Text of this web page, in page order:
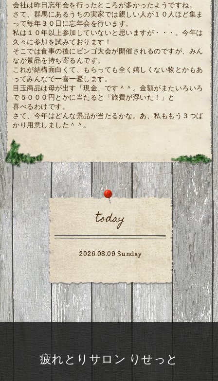
会社は昨日忘年会を行ったところが多かったようですね。
さて、群馬にあるうちの実家では親しい人が１０人ほど集ま
って毎年３０日に忘年会を行います。
私は１０年以上参加していないと思いますが・・・。今年は
久々に参加を試みております！
そこでは食事の後にビンゴ大会が開催されるのですが、みん
なが景品を持ち寄るんです。
これが結構面白くて、もらっても全く嬉しくない物とかもあ
ってみんなで一喜一憂します。
目玉商品は母が出す「現金」です＾＾。金額がまたいろいろ
で５０００円とかに当たると「旅費が浮いた！」と
喜べるわけです。
さて、今年はどんな景品が当たるかな。あ、私ももう３つば
かり用意しました＾＾。
today
2026.08.09 Sunday
疲れとりサロン りせっと